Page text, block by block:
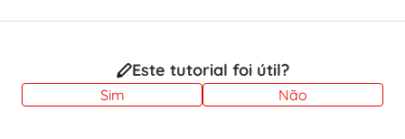
Este tutorial foi útil?
Sim Não